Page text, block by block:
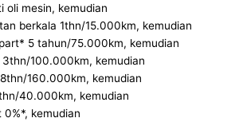
oli mesin, kemudian
berkala 1thn/15.000km, kemudian
5 tahun/75.000km, kemudian
100.000km, kemudian
160.000km, kemudian
40.000km, kemudian
kemudian